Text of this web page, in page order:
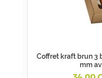
Coffret kraft brun 3
mm